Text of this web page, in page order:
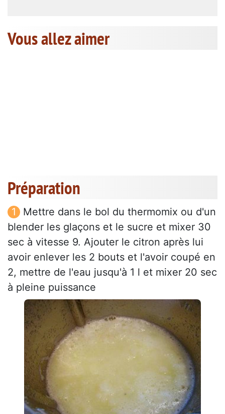
Vous allez aimer
Préparation
Mettre dans le bol du thermomix ou d'un
blender les glaçons et le sucre et mixer 30
sec à vitesse 9. Ajouter le citron après lui
avoir enlever les 2 bouts et l'avoir coupé en
2, mettre de l'eau jusqu'à 1 l et mixer 20 sec
à pleine puissance